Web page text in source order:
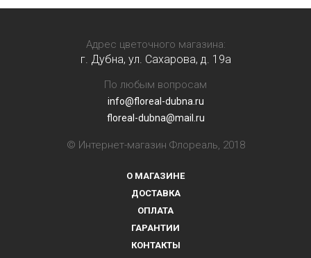
Адрес цветочного магазина:
г. Дубна, ул. Сахарова, д. 19a
По любым вопросам
info@floreal-dubna.ru
floreal-dubna@mail.ru
© Интернет-магазин Флореаль, 2018
О МАГАЗИНЕ
ДОСТАВКА
ОПЛАТА
ГАРАНТИИ
КОНТАКТЫ